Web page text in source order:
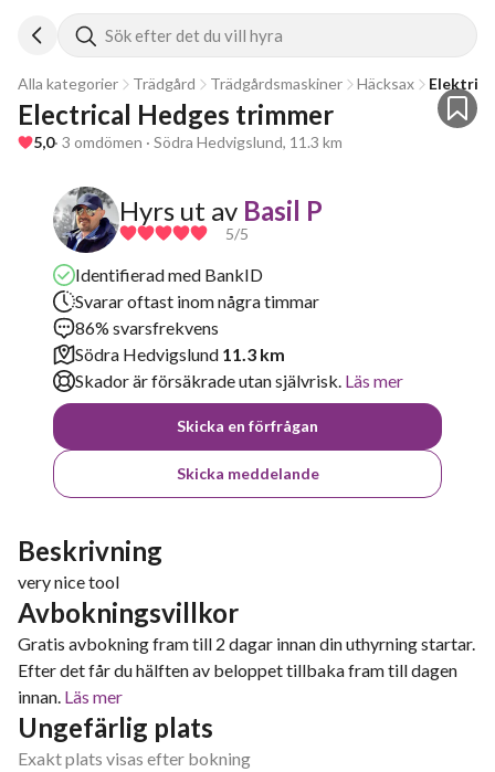
Sök efter det du vill hyra
Alla kategorier Trädgård Trädgårdsmaskiner Häcksax
Electrical Hedges trimmer
5,0· 3 omdömen · Södra Hedvigslund, 11.3 km
Hyrs ut av Basil P
5/5
Identifierad med BankID
Svarar oftast inom några timmar
86% svarsfrekvens
Södra Hedvigslund 11.3 km
Skador är försäkrade utan självrisk. Läs mer
Skicka en förfrågan
Skicka meddelande
Beskrivning
very nice tool
Avbokningsvillkor
Gratis avbokning fram till 2 dagar innan din uthyrning startar.
Efter det får du hälften av beloppet tillbaka fram till dagen
innan. Läs mer
Ungefärlig plats
Exakt plats visas efter bokning